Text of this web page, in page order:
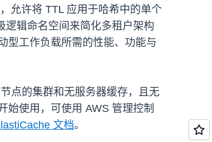
，允许将 TTL 应用于哈希中的单个
逻辑命名空间来简化多租户架构
型工作负载所需的性能、功能与
点的集群和无服务器缓存，且无
始使用，可使用 AWS 管理控制
文档。